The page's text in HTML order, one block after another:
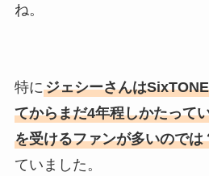
ね。
特にジェシーさんは
てからまだ4年程しかたって
を受けるファンが多いのでは
ていました。